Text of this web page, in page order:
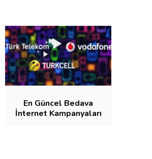
En Güncel Bedava
İnternet Kampanyaları